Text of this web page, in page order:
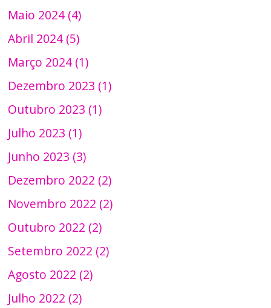
Maio 2024 (4)
Abril 2024 (5)
Março 2024 (1)
Dezembro 2023 (1)
Outubro 2023 (1)
Julho 2023 (1)
Junho 2023 (3)
Dezembro 2022 (2)
Novembro 2022 (2)
Outubro 2022 (2)
Setembro 2022 (2)
Agosto 2022 (2)
Julho 2022 (2)